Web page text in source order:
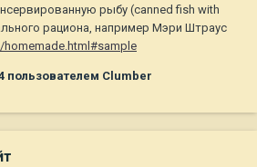
рыбу (canned fish with
рациона, например Мэри Штраус
пользователем Clumber